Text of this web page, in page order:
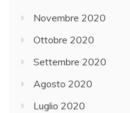
Novembre 2020
Ottobre 2020
Settembre 2020
Agosto 2020
Luglio 2020